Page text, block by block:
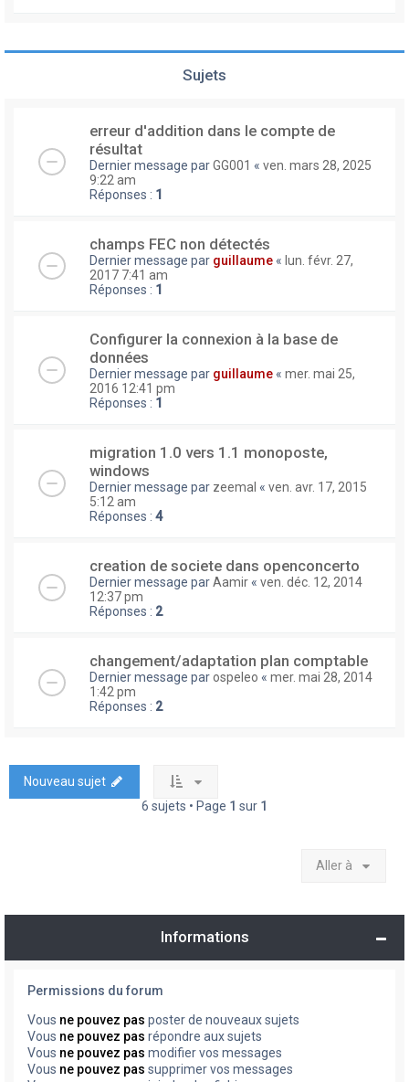
Sujets
erreur d'addition dans le compte de
résultat
Dernier message parGG001 « ven. mars 28, 2025
9:22 am
Réponses : 1
champs FEC non détectés
Dernier message par guillaume « lun. févr. 27,
2017 7:41 am
Réponses : 1
Configurer la connexion à la base de
données
Dernier message par guillaume « mer. mai 25,
2016 12:41 pm
Réponses : 1
migration 1.0 vers 1.1 monoposte,
windows
Dernier message par zeemal « ven. avr. 17, 2015
5:12 am
Réponses : 4
creation de societe dans openconcerto
Dernier message parAamir « ven. déc. 12, 2014
12:37 pm
Réponses : 2
changement/adaptation plan comptable
Dernier message parospeleo « mer. mai 28, 2014
1:42 pm
Réponses : 2
Nouveau sujet
6 sujets • Page 1 sur 1
Aller à
Informations
Permissions du forum
Vous ne pouvez pas poster de nouveaux sujets
Vous ne pouvez pas répondre aux sujets
Vous ne pouvez pas modifier vos messages
Vous ne pouvez pas supprimer vos messages